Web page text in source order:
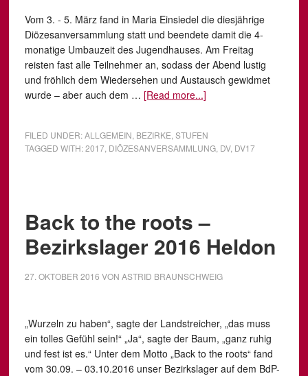
Vom 3. - 5. März fand in Maria Einsiedel die diesjährige
Diözesanversammlung statt und beendete damit die 4-
monatige Umbauzeit des Jugendhauses. Am Freitag
reisten fast alle Teilnehmer an, sodass der Abend lustig
und fröhlich dem Wiedersehen und Austausch gewidmet
wurde – aber auch dem … [Read more...]
FILED UNDER:ALLGEMEIN BEZIRKE STUFEN
TAGGED WITH:2017, DIÖZESANVERSAMMLUNG, DV, DV17
Back to the roots –
Bezirkslager 2016 Heldon
27. OKTOBER 2016 VON ASTRID BRAUNSCHWEIG
„Wurzeln zu haben“, sagte der Landstreicher, „das muss
ein tolles Gefühl sein!“ „Ja“, sagte der Baum, „ganz ruhig
und fest ist es.“ Unter dem Motto „Back to the roots“ fand
vom 30.09. – 03.10.2016 unser Bezirkslager auf dem BdP-